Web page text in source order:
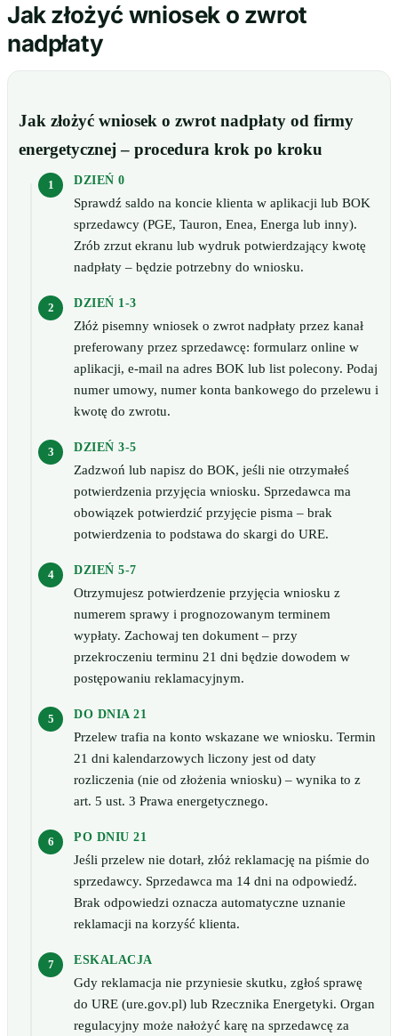
Jak złożyć wniosek o zwrot
nadpłaty
Jak złożyć wniosek o zwrot nadpłaty od firmy
energetycznej – procedura krok po kroku
DZIEŃ 0
Sprawdź saldo na koncie klienta w aplikacji lub BOK
sprzedawcy (PGE, Tauron, Enea, Energa lub inny).
Zrób zrzut ekranu lub wydruk potwierdzający kwotę
nadpłaty – będzie potrzebny do wniosku.
DZIEŃ 1-3
Złóż pisemny wniosek o zwrot nadpłaty przez kanał
preferowany przez sprzedawcę: formularz online w
aplikacji, e-mail na adres BOK lub list polecony. Podaj
numer umowy, numer konta bankowego do przelewu i
kwotę do zwrotu.
DZIEŃ 3-5
Zadzwoń lub napisz do BOK, jeśli nie otrzymałeś
potwierdzenia przyjęcia wniosku. Sprzedawca ma
obowiązek potwierdzić przyjęcie pisma – brak
potwierdzenia to podstawa do skargi do URE.
DZIEŃ 5-7
Otrzymujesz potwierdzenie przyjęcia wniosku z
numerem sprawy i prognozowanym terminem
wypłaty. Zachowaj ten dokument – przy
przekroczeniu terminu 21 dni będzie dowodem w
postępowaniu reklamacyjnym.
DO DNIA 21
Przelew trafia na konto wskazane we wniosku. Termin
21 dni kalendarzowych liczony jest od daty
rozliczenia (nie od złożenia wniosku) – wynika to z
art. 5 ust. 3 Prawa energetycznego.
PO DNIU 21
Jeśli przelew nie dotarł, złóż reklamację na piśmie do
sprzedawcy. Sprzedawca ma 14 dni na odpowiedź.
Brak odpowiedzi oznacza automatyczne uznanie
reklamacji na korzyść klienta.
ESKALACJA
Gdy reklamacja nie przyniesie skutku, zgłoś sprawę
do URE (ure.gov.pl) lub Rzecznika Energetyki. Organ
regulacyjny może nałożyć karę na sprzedawcę za